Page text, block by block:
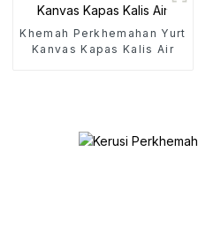
Khemah Perkhemahan Yurt
Kanvas Kapas Kalis Air